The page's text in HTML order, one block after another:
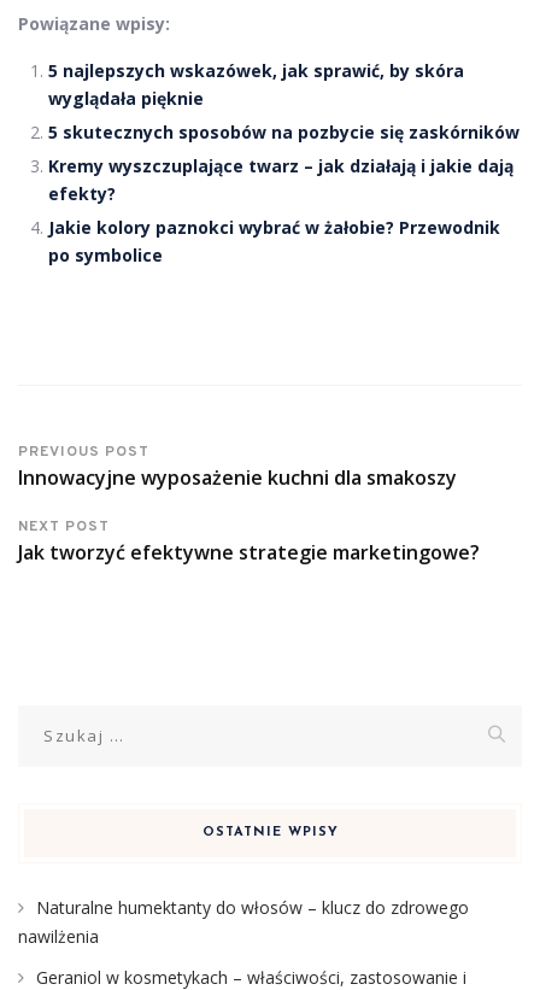
Powiązane wpisy:
5 najlepszych wskazówek, jak sprawić, by skóra
wyglądała pięknie
5 skutecznych sposobów na pozbycie się zaskórników
Kremy wyszczuplające twarz – jak działają i jakie dają
efekty?
Jakie kolory paznokci wybrać w żałobie? Przewodnik
po symbolice
PREVIOUS POST
Innowacyjne wyposażenie kuchni dla smakoszy
NEXT POST
Jak tworzyć efektywne strategie marketingowe?
OSTATNIE WPISY
Naturalne humektanty do włosów – klucz do zdrowego
nawilżenia
Geraniol w kosmetykach – właściwości, zastosowanie i